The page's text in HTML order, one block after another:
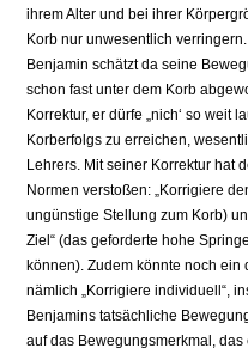
ihrem Alter und bei ihrer
Korb nur unwesentlich
Benjamin schätzt da seine
schon fast unter dem Korb
Korrektur, er dürfe „nich‘ so weit
Korberfolgs zu erreichen,
Lehrers. Mit seiner Korrektur hat
Normen verstoßen: „Korrigiere
ungünstige Stellung zum Korb)
Ziel“ (das geforderte hohe
können). Zudem könnte noch
nämlich „Korrigiere individuell“,
Benjamins tatsächliche
auf das Bewegungsmerkmal,